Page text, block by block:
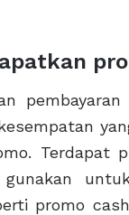
Terdapat
promo